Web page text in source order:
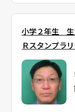
小学２年生
Ｒスタンプラ